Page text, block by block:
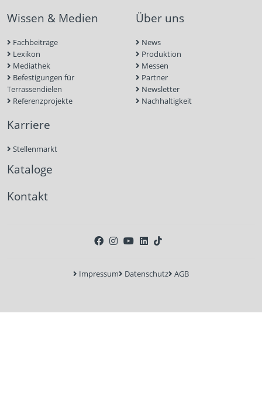
Wissen & Medien
Fachbeiträge
Lexikon
Mediathek
Befestigungen für
Terrassendielen
Referenzprojekte
Über uns
News
Produktion
Messen
Partner
Newsletter
Nachhaltigkeit
Karriere
Stellenmarkt
Kataloge
Kontakt
Impressum Datenschutz AGB